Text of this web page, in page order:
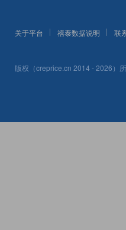
关于平台 禧泰数据说明 联
版权（creprice.cn 2014 - 2026）